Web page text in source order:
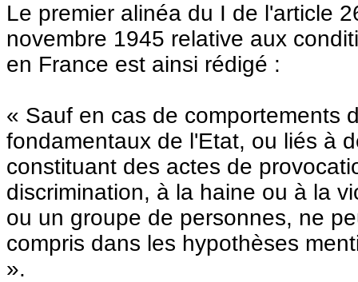
Le premier alinéa du I de l'article
novembre 1945 relative aux
en France est ainsi rédigé :
« Sauf en cas de comportements
fondamentaux de l'Etat, ou liés à
constituant des actes de
discrimination, à la haine ou à la
ou un groupe de personnes, ne
compris dans les hypothèses
».